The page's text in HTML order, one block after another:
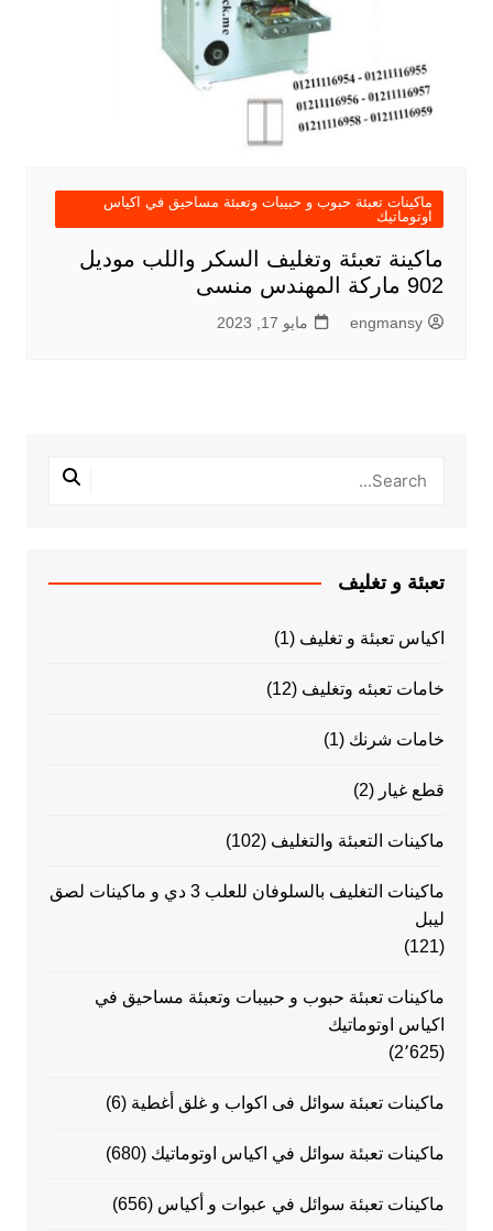
ماكينات تعبئة حبوب و حبيبات وتعبئة مساحيق في اكياس
اوتوماتيك
ماكينة تعبئة وتغليف السكر واللب موديل
902 ماركة المهندس منسى
engmansy مايو 17, 2023
تعبئة و تغليف
اكياس تعبئة و تغليف (1)
خامات تعبئه وتغليف (12)
خامات شرنك (1)
قطع غيار (2)
ماكينات التعبئة والتغليف (102)
ماكينات التغليف بالسلوفان للعلب 3 دي و ماكينات لصق
ليبل
(121)
ماكينات تعبئة حبوب و حبيبات وتعبئة مساحيق في
اكياس اوتوماتيك
(2٬625)
ماكينات تعبئة سوائل فى اكواب و غلق أغطية (6)
ماكينات تعبئة سوائل في اكياس اوتوماتيك (680)
ماكينات تعبئة سوائل في عبوات و أكياس (656)